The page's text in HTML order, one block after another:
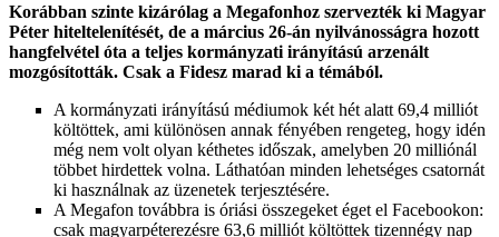
Korábban szinte kizárólag a Megafonhoz szervezték ki Magyar
Péter hiteltelenítését, de a március 26-án nyilvánosságra hozott
hangfelvétel óta a teljes kormányzati irányítású arzenált
mozgósították. Csak a Fidesz marad ki a témából.
A kormányzati irányítású médiumok két hét alatt 69,4 milliót
költöttek, ami különösen annak fényében rengeteg, hogy idén
még nem volt olyan kéthetes időszak, amelyben 20 milliónál
többet hirdettek volna. Láthatóan minden lehetséges csatornát
ki használnak az üzenetek terjesztésére.
A Megafon továbbra is óriási összegeket éget el Facebookon:
csak magyarpéterezésre 63,6 milliót költöttek tizennégy nap